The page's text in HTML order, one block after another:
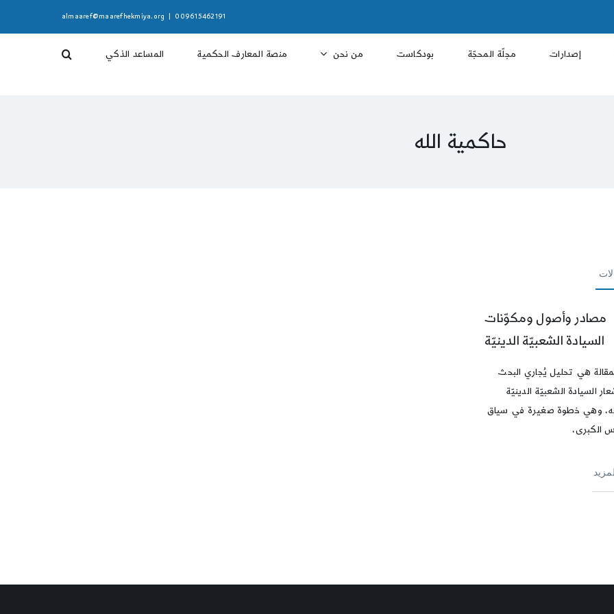
009615462191
almaaref@maarefhekmiya.org
إصدارات مجلّة المحجّة بودكاست من نحن منصة المعارف الحكمية المساعد الذكي
حاكمية الله
مصادر وأصول ومكوّنات
السيادة الشعبيّة الدينيّة
هي تحليل يُجاري البحث
السيادة الشعبيّة الدينيّة
وهي خطوة صغيرة في سياق
الكبرى،